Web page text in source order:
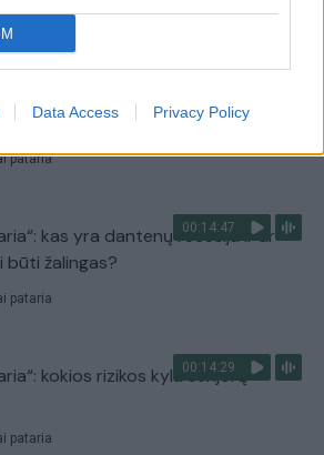
Data Access Privacy Policy
pataria
pataria
00:14:47
kas yra dantenų recesija ir ar
būti žalingas?
pataria
00:14:29
kokios rizikos kyla senjorų
pataria